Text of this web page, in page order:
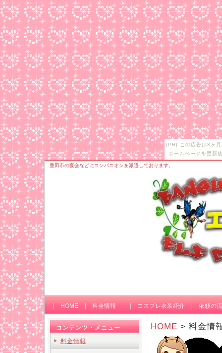
[PR] この広告は3ヶ
ホームページを更新
豊田市の宴会などにコンパニオンを派遣しております。
HOME 料金情報 コスプレ衣装紹介 依頼の
HOME > 料金情
コンテンツ・メニュー
料金情報